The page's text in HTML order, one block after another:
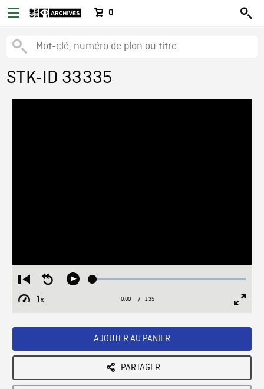
0
STK-ID 33335
Restart
from
beginning
Seek
Play Loaded:
1x
Playback
Current
0:00 / Duration
1:35
AJOUTER AU PANIER
PARTAGER